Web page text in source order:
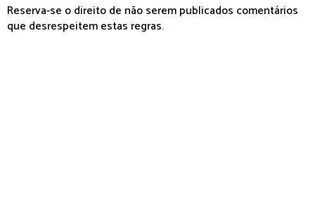
Reserva-se o direito de não serem publicados comentários
que desrespeitem estas regras.